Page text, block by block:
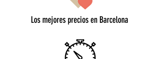
Los mejores precios en Barcelona